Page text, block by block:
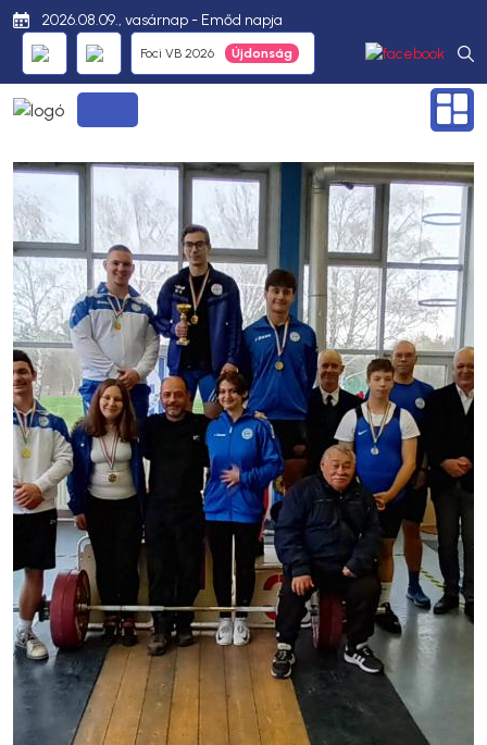
2026.08.09., vasárnap - Emőd napja
Foci VB 2026